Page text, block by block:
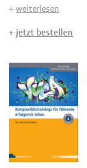
+ weiterlesen
+ jetzt bestellen